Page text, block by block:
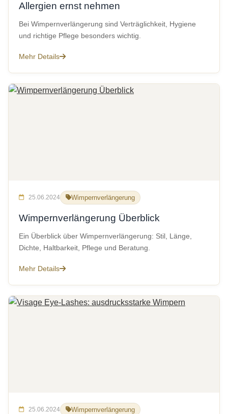
Allergien ernst nehmen
Bei Wimpernverlängerung sind Verträglichkeit, Hygiene
und richtige Pflege besonders wichtig.
Mehr Details
25.06.2024 Wimpernverlängerung
Wimpernverlängerung Überblick
Ein Überblick über Wimpernverlängerung: Stil, Länge,
Dichte, Haltbarkeit, Pflege und Beratung.
Mehr Details
25.06.2024 Wimpernverlängerung